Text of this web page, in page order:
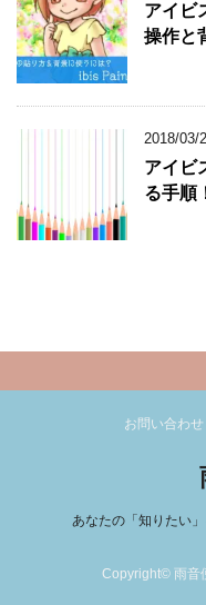
アイビ
操作と
2018/03/
アイビ
る手順
お問い合わせ
あなたの「知りたい
Copyright© 雨音